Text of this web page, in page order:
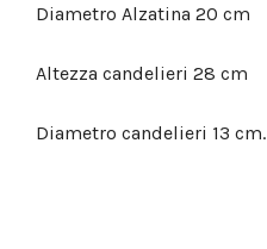
Diametro Alzatina 20 cm
Altezza candelieri 28 cm
Diametro candelieri 13 cm.